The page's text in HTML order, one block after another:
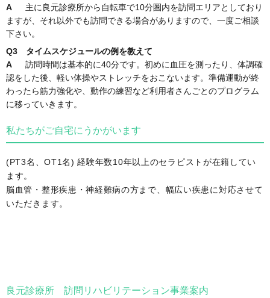
A
主に良元診療所から自転車で10分圏内を訪問エリアとしており
ますが、それ以外でも訪問できる場合がありますので、一度ご相談
下さい。
Q3 タイムスケジュールの例を教えて
A
訪問時間は基本的に40分です。初めに血圧を測ったり、体調確
認をした後、軽い体操やストレッチをおこないます。準備運動が終
わったら筋力強化や、動作の練習など利用者さんごとのプログラム
に移っていきます。
私たちがご自宅にうかがいます
(PT3名、OT1名) 経験年数10年以上のセラピストが在籍してい
ます。
脳血管・整形疾患・神経難病の方まで、幅広い疾患に対応させて
いただきます。
良元診療所 訪問リハビリテーション事業案内